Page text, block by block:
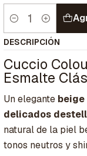
Cantidad
DESCRIPCIÓN
Cuccio
Esmalte
Un elegante
delicados
natural de la piel
tonos neutros y